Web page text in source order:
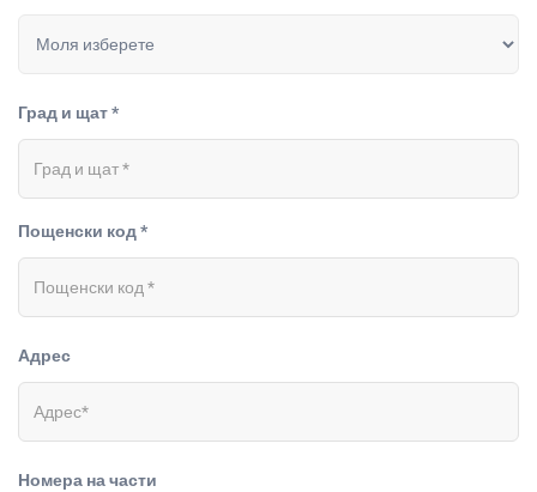
Град и щат *
Пощенски код *
Адрес
Номера на части